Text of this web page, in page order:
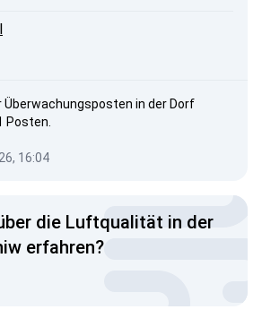
Überwachungsposten in der Dorf
Posten.
16:04
die Luftqualität in der
erfahren?